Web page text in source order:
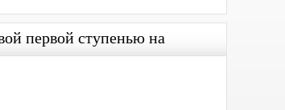
первой ступенью на